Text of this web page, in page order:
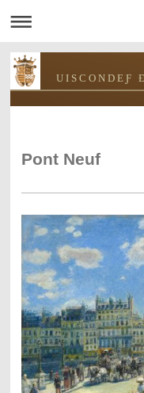
F V N
U I S C O N D E Ƒ Ð
Pont Neuf